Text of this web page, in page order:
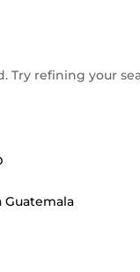
Try refining your
Guatemala